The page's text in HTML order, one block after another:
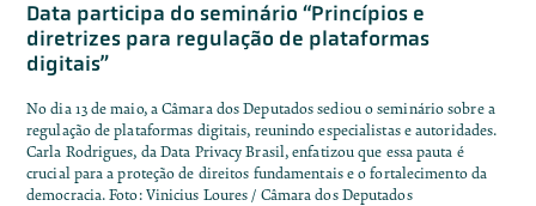
Data participa do seminário “Princípios e
diretrizes para regulação de plataformas
digitais”
No dia 13 de maio, a Câmara dos Deputados sediou o seminário sobre a
regulação de plataformas digitais, reunindo especialistas e autoridades.
Carla Rodrigues, da Data Privacy Brasil, enfatizou que essa pauta é
crucial para a proteção de direitos fundamentais e o fortalecimento da
democracia. Foto: Vinicius Loures / Câmara dos Deputados